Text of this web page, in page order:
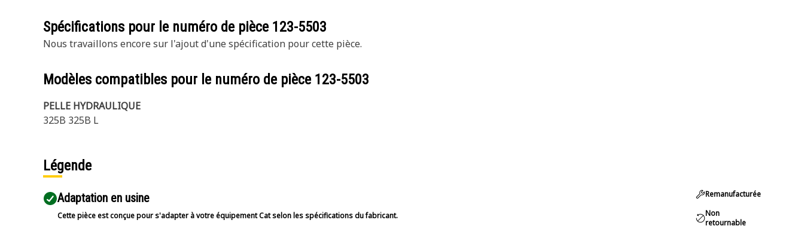
Spécifications pour le numéro de pièce 123-5503
Nous travaillons encore sur l'ajout d'une spécification pour cette pièce.
Modèles compatibles pour le numéro de pièce 123-5503
PELLE HYDRAULIQUE
325B 325B L
Légende
Adaptation en usine
Cette pièce est conçue pour s'adapter à votre équipement Cat selon les spécifications du fabricant.
Remanufacturée
Non
retournable